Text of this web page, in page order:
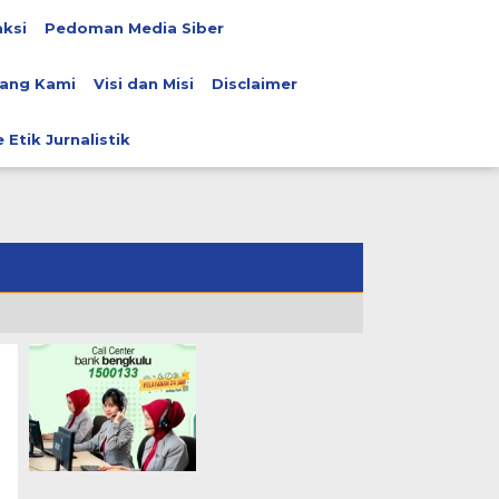
Pedoman Media Siber
Kami Visi dan Misi Disclaimer
Etik Jurnalistik